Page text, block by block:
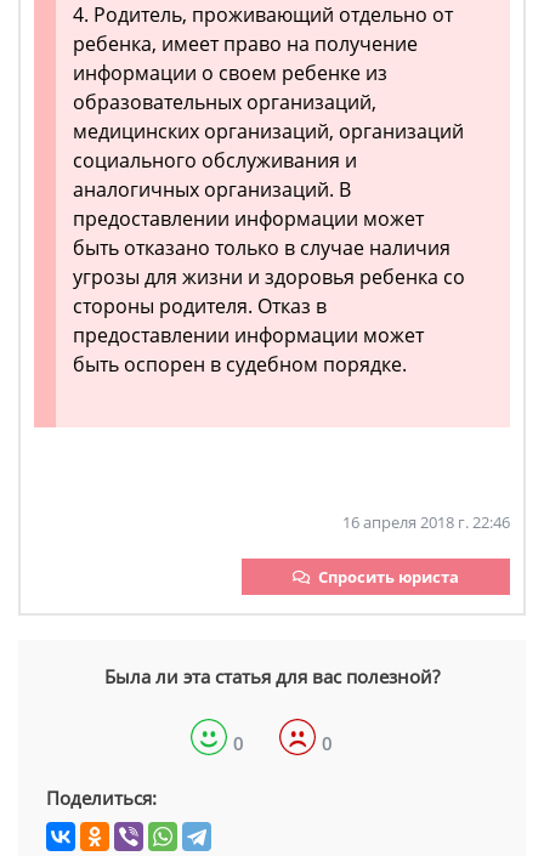
4. Родитель, проживающий отдельно от
ребенка, имеет право на получение
информации о своем ребенке из
образовательных организаций,
медицинских организаций, организаций
социального обслуживания и
аналогичных организаций. В
предоставлении информации может
быть отказано только в случае наличия
угрозы для жизни и здоровья ребенка со
стороны родителя. Отказ в
предоставлении информации может
быть оспорен в судебном порядке.
16 апреля 2018 г. 22:46
Спросить юриста
Была ли эта статья для вас полезной?
0 0
Поделиться: